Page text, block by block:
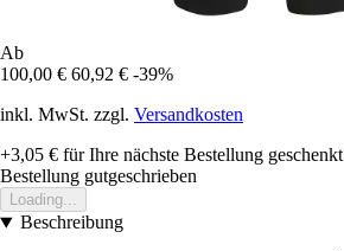
Ab
100,00 € 60,92 € -39%
inkl. MwSt. zzgl. Versandkosten
+3,05 € für Ihre nächste Bestellung geschenkt
Bestellung gutgeschrieben
Loading...
Beschreibung